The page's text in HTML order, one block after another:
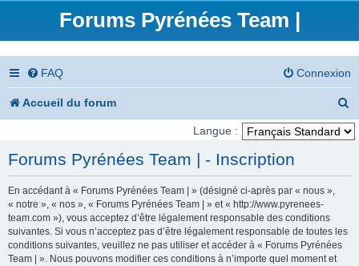
Forums Pyrénées Team |
FAQ Connexion
Accueil du forum
e
h
Langue :
Forums Pyrénées Team | - Inscription
En accédant à « Forums Pyrénées Team | » (désigné ci-après par « nous »,
« notre », « nos », « Forums Pyrénées Team | » et « http://www.pyrenees-
team.com »), vous acceptez d’être légalement responsable des conditions
suivantes. Si vous n’acceptez pas d’être légalement responsable de toutes les
conditions suivantes, veuillez ne pas utiliser et accéder à « Forums Pyrénées
Team | ». Nous pouvons modifier ces conditions à n’importe quel moment et